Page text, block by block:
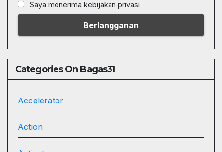
Saya menerima kebijakan privasi
Categories On Bagas31
Accelerator
Action